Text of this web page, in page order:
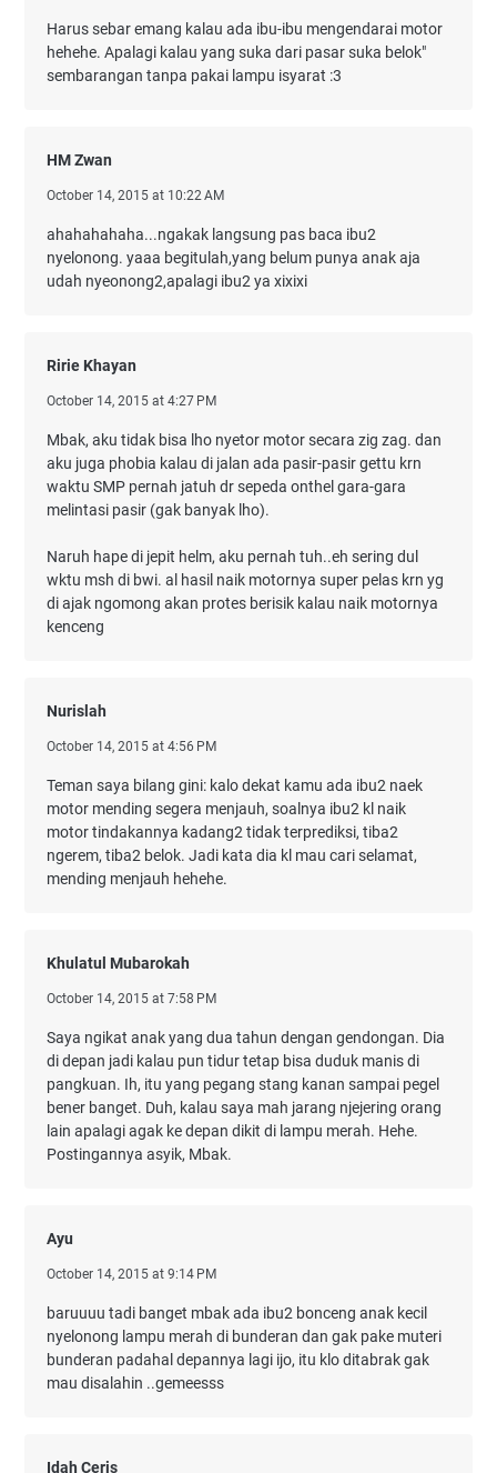
Harus sebar emang kalau ada ibu-ibu mengendarai motor
hehehe. Apalagi kalau yang suka dari pasar suka belok"
sembarangan tanpa pakai lampu isyarat :3
HM Zwan
October 14, 2015 at 10:22 AM
ahahahahaha...ngakak langsung pas baca ibu2
nyelonong. yaaa begitulah,yang belum punya anak aja
udah nyeonong2,apalagi ibu2 ya xixixi
Ririe Khayan
October 14, 2015 at 4:27 PM
Mbak, aku tidak bisa lho nyetor motor secara zig zag. dan
aku juga phobia kalau di jalan ada pasir-pasir gettu krn
waktu SMP pernah jatuh dr sepeda onthel gara-gara
melintasi pasir (gak banyak lho).
Naruh hape di jepit helm, aku pernah tuh..eh sering dul
wktu msh di bwi. al hasil naik motornya super pelas krn yg
di ajak ngomong akan protes berisik kalau naik motornya
kenceng
Nurislah
October 14, 2015 at 4:56 PM
Teman saya bilang gini: kalo dekat kamu ada ibu2 naek
motor mending segera menjauh, soalnya ibu2 kl naik
motor tindakannya kadang2 tidak terprediksi, tiba2
ngerem, tiba2 belok. Jadi kata dia kl mau cari selamat,
mending menjauh hehehe.
Khulatul Mubarokah
October 14, 2015 at 7:58 PM
Saya ngikat anak yang dua tahun dengan gendongan. Dia
di depan jadi kalau pun tidur tetap bisa duduk manis di
pangkuan. Ih, itu yang pegang stang kanan sampai pegel
bener banget. Duh, kalau saya mah jarang njejering orang
lain apalagi agak ke depan dikit di lampu merah. Hehe.
Postingannya asyik, Mbak.
Ayu
October 14, 2015 at 9:14 PM
baruuuu tadi banget mbak ada ibu2 bonceng anak kecil
nyelonong lampu merah di bunderan dan gak pake muteri
bunderan padahal depannya lagi ijo, itu klo ditabrak gak
mau disalahin ..gemeesss
Idah Ceris